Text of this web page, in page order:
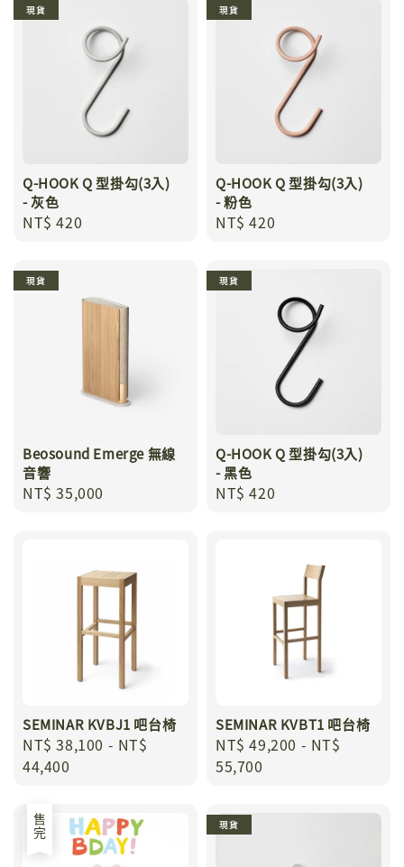
現貨
Q-HOOK Q 型掛勾(3入)
- 灰色
Regular
NT$ 420
現貨
Q-HOOK Q 型掛勾(3入)
- 粉色
Regular
NT$ 420
現貨
Beosound Emerge 無線
音響
Regular
NT$ 35,000
現貨
Q-HOOK Q 型掛勾(3入)
- 黑色
Regular
NT$ 420
SEMINAR KVBJ1 吧台椅
Regular
price
NT$ 38,100 - NT$
44,400
SEMINAR KVBT1 吧台椅
Regular
price
NT$ 49,200 - NT$
55,700
售完 現貨